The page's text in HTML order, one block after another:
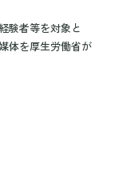
験者等を対象と
体を厚生労働省が